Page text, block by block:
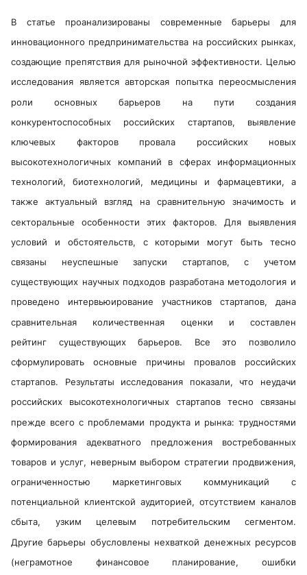
В статье проанализированы современные барьеры для
инновационного предпринимательства на российских рынках,
создающие препятствия для рыночной эффективности. Целью
исследования является авторская попытка переосмысления
роли основных барьеров на пути создания
конкурентоспособных российских стартапов, выявление
ключевых факторов провала российских новых
высокотехнологичных компаний в сферах информационных
технологий, биотехнологий, медицины и фармацевтики, а
также актуальный взгляд на сравнительную значимость и
секторальные особенности этих факторов. Для выявления
условий и обстоятельств, с которыми могут быть тесно
связаны неуспешные запуски стартапов, с учетом
существующих научных подходов разработана методология и
проведено интервьюирование участников стартапов, дана
сравнительная количественная оценки и составлен
рейтинг существующих барьеров. Все это позволило
сформулировать основные причины провалов российских
стартапов. Результаты исследования показали, что неудачи
российских высокотехнологичных стартапов тесно связаны
прежде всего с проблемами продукта и рынка: трудностями
формирования адекватного предложения востребованных
товаров и услуг, неверным выбором стратегии продвижения,
ограниченностью маркетинговых коммуникаций с
потенциальной клиентской аудиторией, отсутствием каналов
сбыта, узким целевым потребительским сегментом.
Другие барьеры обусловлены нехваткой денежных ресурсов
(неграмотное финансовое планирование, ошибки